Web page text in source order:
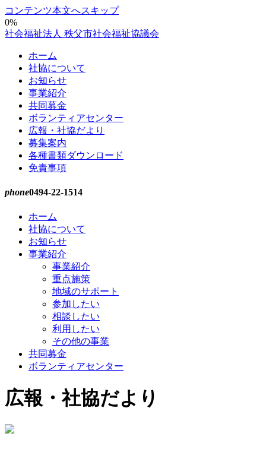
コンテンツ本文へスキップ
0%
社会福祉法人 秩父市社会福祉協議会
ホーム
社協について
お知らせ
事業紹介
共同募金
ボランティアセンター
広報・社協だより
募集案内
各種書類ダウンロード
免責事項
phone0494-22-1514
ホーム
社協について
お知らせ
事業紹介
事業紹介
重点施策
地域のサポート
参加したい
相談したい
利用したい
その他の事業
共同募金
ボランティアセンター
広報・社協だより